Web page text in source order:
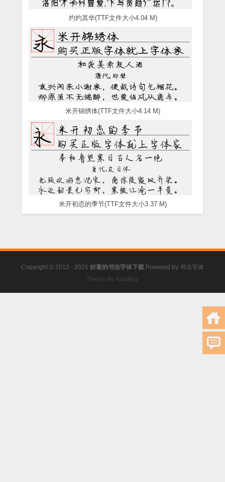
灼灼其华(TTF文件大小4.04 M)
米开锦绣体(TTF文件大小4.14 M)
米开初恋的季节(TTF文件大小3.37 M)
Copyright © 2012 - 2025 好看的书法字体下载 Powered by 书法字体
Theme By XiaoBoy